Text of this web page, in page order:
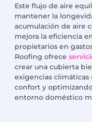
Este flujo de aire
mantener la
acumulación de aire
mejora la eficiencia
propietarios en
Roofing ofrece
crear una cubierta
exigencias climáticas
confort y
entorno doméstico